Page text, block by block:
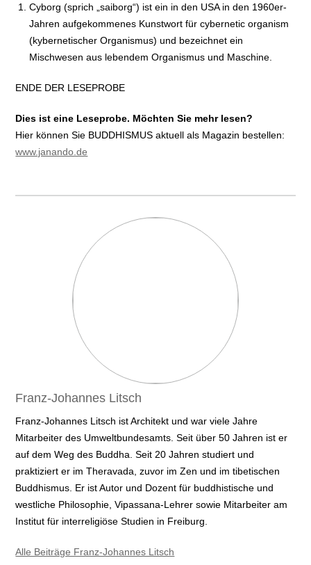
Cyborg (sprich „saiborg“) ist ein in den USA in den 1960er-
Jahren aufgekommenes Kunstwort für cybernetic organism
(kybernetischer Organismus) und bezeichnet ein
Mischwesen aus lebendem Organismus und Maschine.
ENDE DER LESEPROBE
Dies ist eine Leseprobe. Möchten Sie mehr lesen?
Hier können Sie BUDDHISMUS aktuell als Magazin bestellen:
www.janando.de
Franz-Johannes Litsch
Franz-Johannes Litsch ist Architekt und war viele Jahre
Mitarbeiter des Umweltbundesamts. Seit über 50 Jahren ist er
auf dem Weg des Buddha. Seit 20 Jahren studiert und
praktiziert er im Theravada, zuvor im Zen und im tibetischen
Buddhismus. Er ist Autor und Dozent für buddhistische und
westliche Philosophie, Vipassana-Lehrer sowie Mitarbeiter am
Institut für interreligiöse Studien in Freiburg.
Alle Beiträge Franz-Johannes Litsch